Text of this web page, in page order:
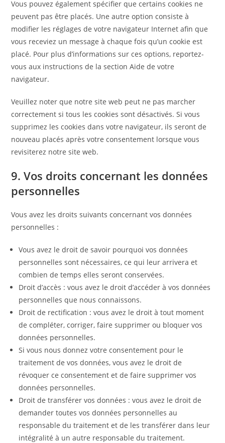
Vous pouvez également spécifier que certains cookies ne
peuvent pas être placés. Une autre option consiste à
modifier les réglages de votre navigateur Internet afin que
vous receviez un message à chaque fois qu’un cookie est
placé. Pour plus d’informations sur ces options, reportez-
vous aux instructions de la section Aide de votre
navigateur.
Veuillez noter que notre site web peut ne pas marcher
correctement si tous les cookies sont désactivés. Si vous
supprimez les cookies dans votre navigateur, ils seront de
nouveau placés après votre consentement lorsque vous
revisiterez notre site web.
9. Vos droits concernant les données
personnelles
Vous avez les droits suivants concernant vos données
personnelles :
Vous avez le droit de savoir pourquoi vos données
personnelles sont nécessaires, ce qui leur arrivera et
combien de temps elles seront conservées.
Droit d’accès : vous avez le droit d’accéder à vos données
personnelles que nous connaissons.
Droit de rectification : vous avez le droit à tout moment
de compléter, corriger, faire supprimer ou bloquer vos
données personnelles.
Si vous nous donnez votre consentement pour le
traitement de vos données, vous avez le droit de
révoquer ce consentement et de faire supprimer vos
données personnelles.
Droit de transférer vos données : vous avez le droit de
demander toutes vos données personnelles au
responsable du traitement et de les transférer dans leur
intégralité à un autre responsable du traitement.